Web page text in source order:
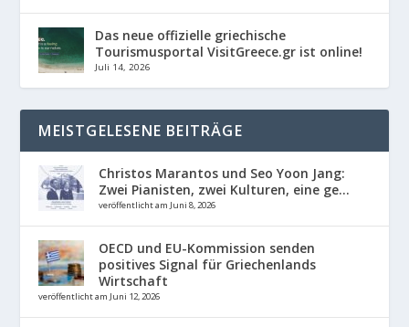
Das neue offizielle griechische
Tourismusportal VisitGreece.gr ist online!
Juli 14, 2026
MEISTGELESENE BEITRÄGE
Christos Marantos und Seo Yoon Jang:
Zwei Pianisten, zwei Kulturen, eine ge...
veröffentlicht am Juni 8, 2026
OECD und EU-Kommission senden
positives Signal für Griechenlands
Wirtschaft
veröffentlicht am Juni 12, 2026